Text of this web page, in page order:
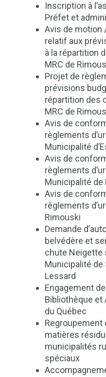
Inscription à
Préfet et
Avis de motion
relatif aux
à la répartition
MRC de
Projet de
prévisions
répartition des
MRC de
Avis de
règlements
Municipalité
Avis de
règlements
Municipalité de
Avis de
règlements
Rimouski
Demande
belvédère et
chute Neigette
Municipalité de
Lessard
Engagement
Bibliothèque et
du Québec
Regroupement
matières
municipalités
spéciaux